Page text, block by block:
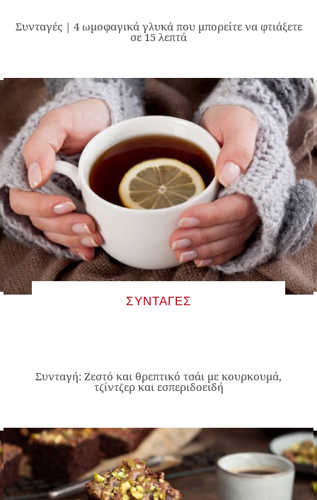
Συνταγές | 4 ωμοφαγικά γλυκά που μπορείτε να φτιάξετε
σε 15 λεπτά
ΣΥΝΤΑΓΈΣ
Συνταγή: Ζεστό και θρεπτικό τσάι με κουρκουμά,
τζίντζερ και εσπεριδοειδή